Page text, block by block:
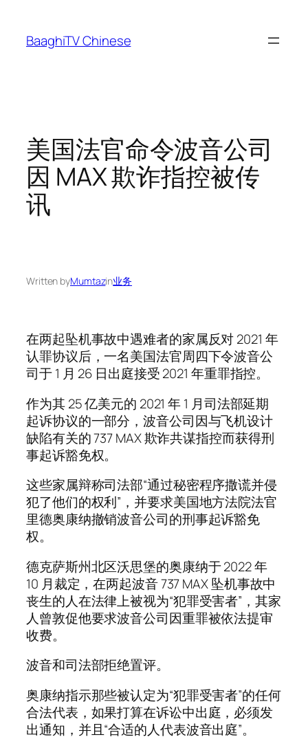
content
BaaghiTV Chinese
美国法官命令波音公司
因 MAX 欺诈指控被传
讯
Written byMumtazin业务
在两起坠机事故中遇难者的家属反对 2021 年
认罪协议后，一名美国法官周四下令波音公
司于 1 月 26 日出庭接受 2021 年重罪指控。
作为其 25 亿美元的 2021 年 1 月司法部延期
起诉协议的一部分，波音公司因与飞机设计
缺陷有关的 737 MAX 欺诈共谋指控而获得刑
事起诉豁免权。
这些家属辩称司法部“通过秘密程序撒谎并侵
犯了他们的权利”，并要求美国地方法院法官
里德奥康纳撤销波音公司的刑事起诉豁免
权。
德克萨斯州北区沃思堡的奥康纳于 2022 年
10 月裁定，在两起波音 737 MAX 坠机事故中
丧生的人在法律上被视为“犯罪受害者”，其家
人曾敦促他要求波音公司因重罪被依法提审
收费。
波音和司法部拒绝置评。
奥康纳指示那些被认定为“犯罪受害者”的任何
合法代表，如果打算在诉讼中出庭，必须发
出通知，并且“合适的人代表波音出庭”。